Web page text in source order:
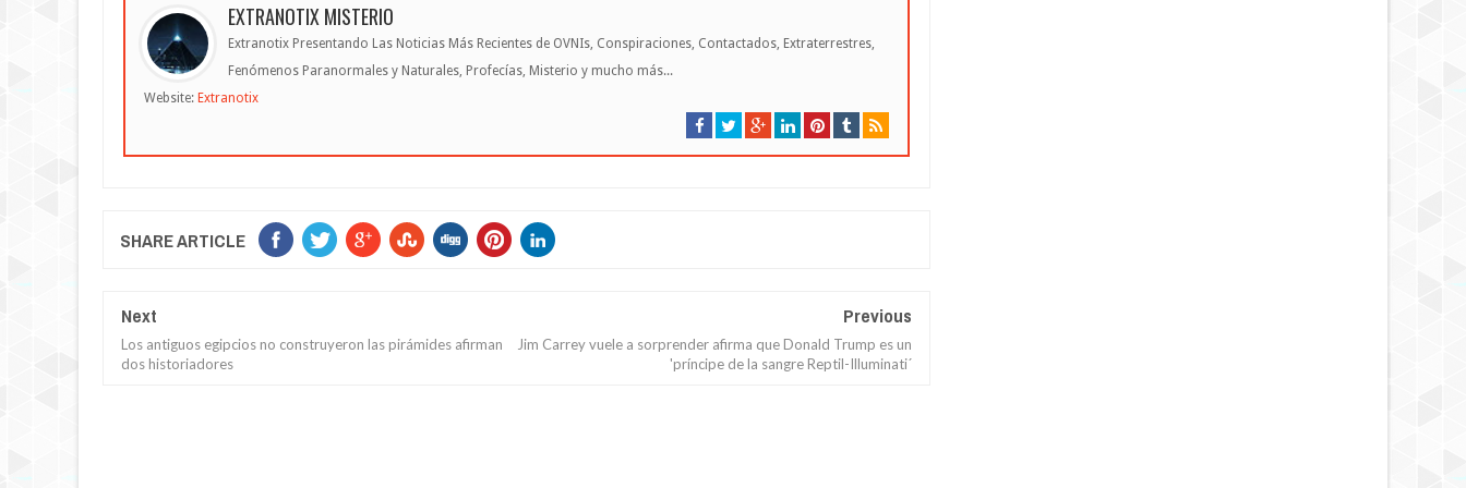
EXTRANOTIX MISTERIO
Extranotix Presentando Las Noticias Más Recientes de OVNIs, Conspiraciones, Contactados, Extraterrestres,
Fenómenos Paranormales y Naturales, Profecías, Misterio y mucho más...
Website: Extranotix
SHARE ARTICLE
Next
Los antiguos egipcios no construyeron las pirámides afirman
dos historiadores
Previous
Jim Carrey vuele a sorprender afirma que Donald Trump es un
'príncipe de la sangre Reptil-Illuminati´